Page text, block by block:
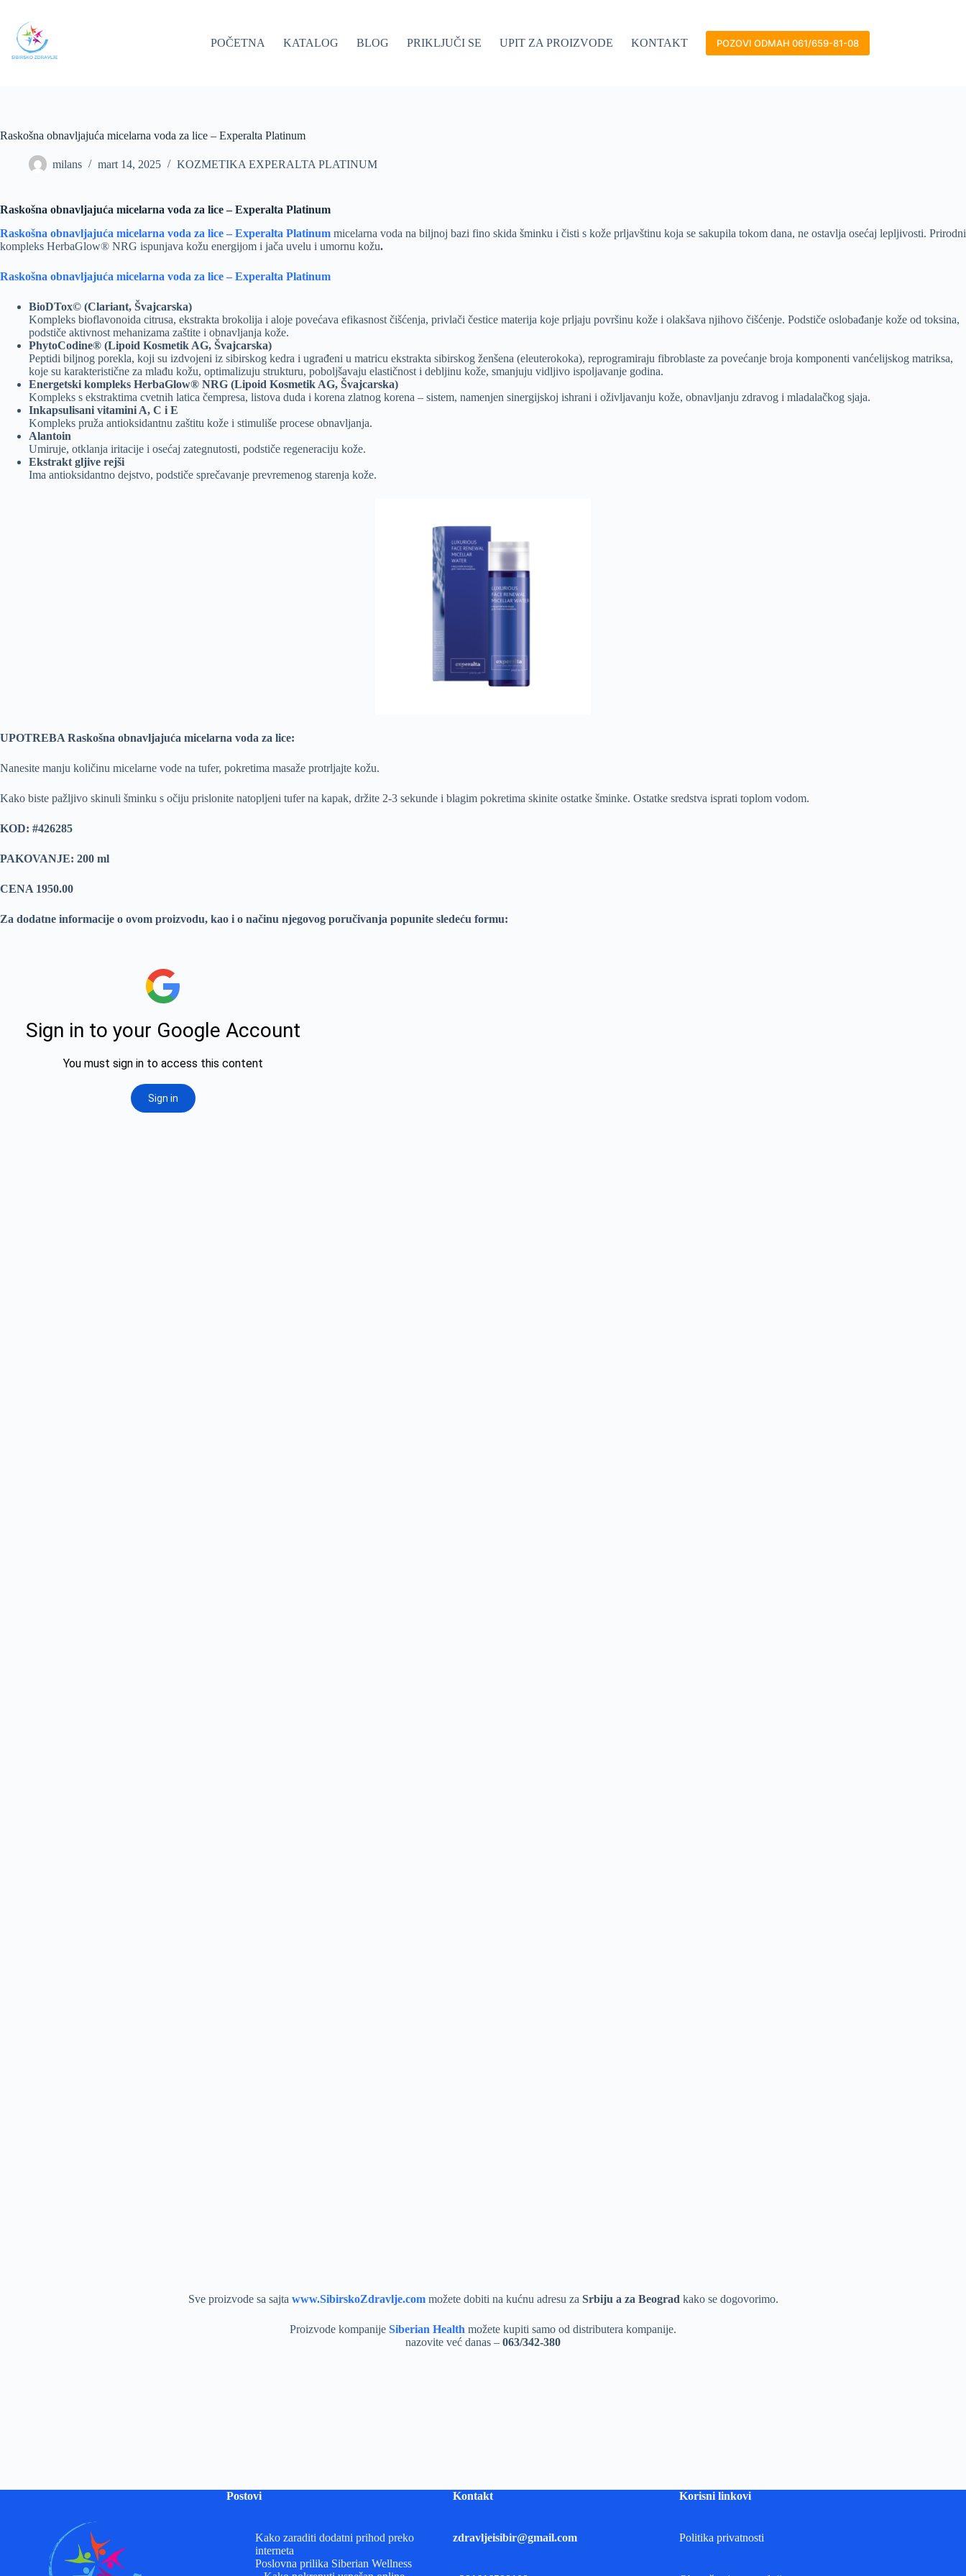
content
POČETNA
KATALOG BLOG PRIKLJUČI SE UPIT ZA PROIZVODE KONTAKT POZOVI ODMAH 061/659-81-08
Raskošna obnavljajuća micelarna voda za lice – Experalta Platinum
milans mart 14, 2025 KOZMETIKA EXPERALTA PLATINUM
Raskošna obnavljajuća micelarna voda za lice – Experalta Platinum
Raskošna obnavljajuća micelarna voda za lice – Experalta Platinum micelarna voda na biljnoj bazi fino skida šminku i čisti s kože prljavštinu koja se sakupila tokom dana, ne ostavlja osećaj lepljivosti. Prirodni
kompleks HerbaGlow® NRG ispunjava kožu energijom i jača uvelu i umornu kožu.
Raskošna obnavljajuća micelarna voda za lice – Experalta Platinum
BioDTox© (Clariant, Švajcarska)
Kompleks bioflavonoida citrusa, ekstrakta brokolija i aloje povećava efikasnost čišćenja, privlači čestice materija koje prljaju površinu kože i olakšava njihovo čišćenje. Podstiče oslobađanje kože od toksina,
podstiče aktivnost mehanizama zaštite i obnavljanja kože.
PhytoCodine® (Lipoid Kosmetik AG, Švajcarska)
Peptidi biljnog porekla, koji su izdvojeni iz sibirskog kedra i ugrađeni u matricu ekstrakta sibirskog ženšena (eleuterokoka), reprogramiraju fibroblaste za povećanje broja komponenti vanćelijskog matriksa,
koje su karakteristične za mlađu kožu, optimalizuju strukturu, poboljšavaju elastičnost i debljinu kože, smanjuju vidljivo ispoljavanje godina.
Energetski kompleks HerbaGlow® NRG (Lipoid Kosmetik AG, Švajcarska)
Kompleks s ekstraktima cvetnih latica čempresa, listova duda i korena zlatnog korena – sistem, namenjen sinergijskoj ishrani i oživljavanju kože, obnavljanju zdravog i mladalačkog sjaja.
Inkapsulisani vitamini A, C i E
Kompleks pruža antioksidantnu zaštitu kože i stimuliše procese obnavljanja.
Alantoin
Umiruje, otklanja iritacije i osećaj zategnutosti, podstiče regeneraciju kože.
Ekstrakt gljive rejši
Ima antioksidantno dejstvo, podstiče sprečavanje prevremenog starenja kože.
UPOTREBA Raskošna obnavljajuća micelarna voda za lice:
Nanesite manju količinu micelarne vode na tufer, pokretima masaže protrljajte kožu.
Kako biste pažljivo skinuli šminku s očiju prislonite natopljeni tufer na kapak, držite 2-3 sekunde i blagim pokretima skinite ostatke šminke. Ostatke sredstva isprati toplom vodom.
KOD: #426285
PAKOVANJE: 200 ml
CENA 1950.00
Za dodatne informacije o ovom proizvodu, kao i o načinu njegovog poručivanja popunite sledeću formu:
Sve proizvode sa sajta www.SibirskoZdravlje.commožete dobiti na kućnu adresu za Srbiju a za Beograd kako se dogovorimo.
Proizvode kompanije Siberian Health možete kupiti samo od distributera kompanije.
nazovite već danas – 063/342-380
Postovi
Kako zaraditi dodatni prihod preko
interneta
Poslovna prilika Siberian Wellness
Kontakt
zdravljeisibir@gmail.com
Korisni linkovi
Politika privatnosti